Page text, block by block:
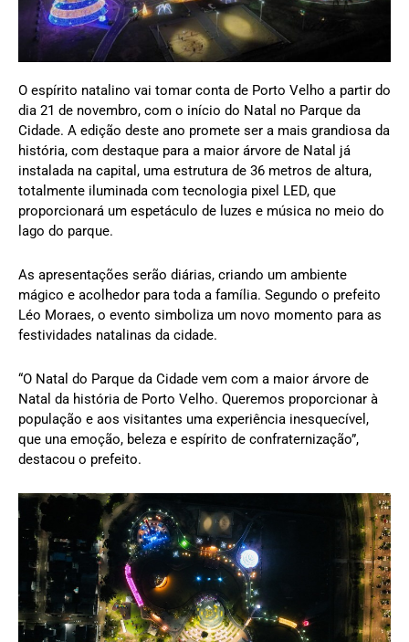
O espírito natalino vai tomar conta de Porto Velho a partir do
dia 21 de novembro, com o início do Natal no Parque da
Cidade. A edição deste ano promete ser a mais grandiosa da
história, com destaque para a maior árvore de Natal já
instalada na capital, uma estrutura de 36 metros de altura,
totalmente iluminada com tecnologia pixel LED, que
proporcionará um espetáculo de luzes e música no meio do
lago do parque.
As apresentações serão diárias, criando um ambiente
mágico e acolhedor para toda a família. Segundo o prefeito
Léo Moraes, o evento simboliza um novo momento para as
festividades natalinas da cidade.
“O Natal do Parque da Cidade vem com a maior árvore de
Natal da história de Porto Velho. Queremos proporcionar à
população e aos visitantes uma experiência inesquecível,
que una emoção, beleza e espírito de confraternização”,
destacou o prefeito.